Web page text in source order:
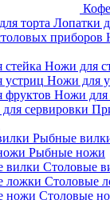
Лопатки
Ножи для
Ножи для
Ножи для
Рыбные
Рыбные ножи
Столовые
Столовые
Столовые